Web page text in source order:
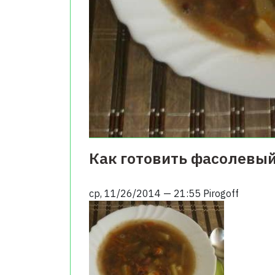
Как готовить
ср, 11/26/2014 — 21:55 Pirogoff